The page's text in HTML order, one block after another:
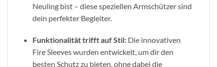
Neuling bist – diese speziellen Armschützer sind
dein perfekter Begleiter.
Funktionalität trifft auf Stil:Die innovativen
Fire Sleeves wurden entwickelt, um dir den
besten Schutz zu bieten, ohne dabei die